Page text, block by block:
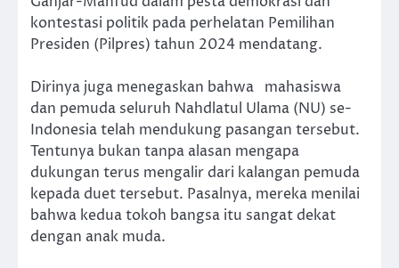
kontestasi politik pada perhelatan Pemilihan
Presiden (Pilpres) tahun 2024 mendatang.
Dirinya juga menegaskan bahwa mahasiswa
dan pemuda seluruh Nahdlatul Ulama (NU) se-
Indonesia telah mendukung pasangan tersebut.
Tentunya bukan tanpa alasan mengapa
dukungan terus mengalir dari kalangan pemuda
kepada duet tersebut. Pasalnya, mereka menilai
bahwa kedua tokoh bangsa itu sangat dekat
dengan anak muda.